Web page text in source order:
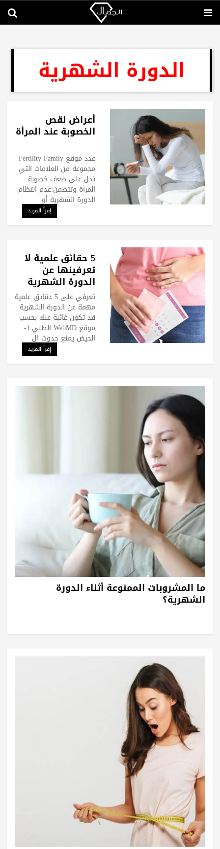
الدورة الشهرية
أعراض نقص
الخصوبة عند المرأة
عدد موقع Fertility Family
مجموعة من العلامات التي
تدل على ضعف خصوبة
المرأة وتتضمن:عدم انتظام
الدورة الشهرية أو
إقرأ المزيد
5 حقائق علمية لا
تعرفينها عن
الدورة الشهرية
تعرفي على 5 حقائق علمية
مهمة عن الدورة الشهرية
قد تكون غائبة عنك بحسب
موقع WebMD الطبي:1-
الحيض يمنع حدوث ال
إقرأ المزيد
ما المشروبات الممنوعة أثناء الدورة
الشهرية؟